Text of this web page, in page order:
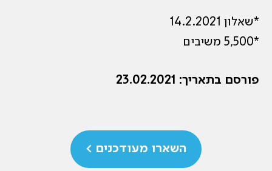
*שאלון 14.2.2021
*5,500 משיבים
פורסם בתאריך: 23.02.2021
השארו מעודכנים >